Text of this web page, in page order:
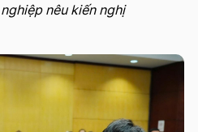
nêu kiến nghị